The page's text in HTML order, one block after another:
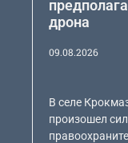
дрона
09.08.2026
В селе
произошел